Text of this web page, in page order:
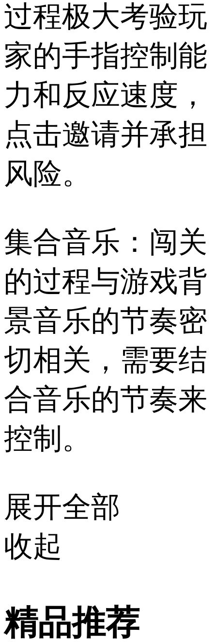
过程极大考验玩
家的手指控制能
力和反应速度，
点击邀请并承担
风险。
集合音乐：闯关
的过程与游戏背
景音乐的节奏密
切相关，需要结
合音乐的节奏来
控制。
展开全部
收起
精品推荐